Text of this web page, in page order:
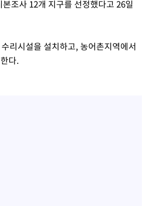
조사 12개 지구를 선정했다고 26일
리시설을 설치하고, 농어촌지역에서
다.